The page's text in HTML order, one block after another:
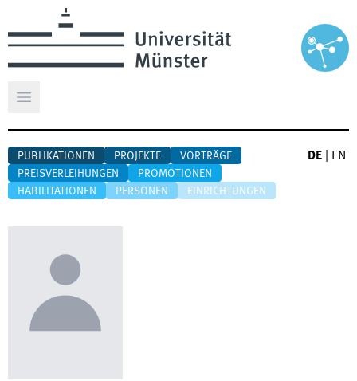
Hauptmenü öffnen
PUBLIKATIONEN PROJEKTE
VORTRÄGE
PREISVERLEIHUNGEN
PROMOTIONEN
HABILITATIONEN
PERSONEN EINRICHTUNGEN
DE EN